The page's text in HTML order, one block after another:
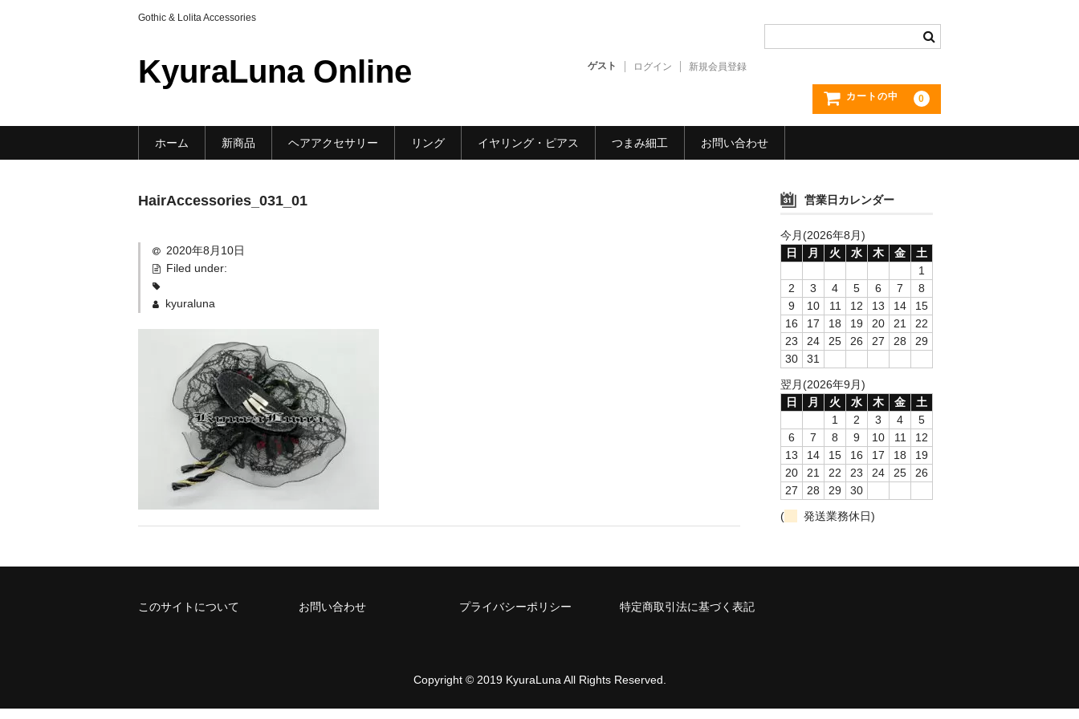
Gothic & Lolita Accessories
KyuraLuna Online ゲスト ログイン 新規会員登録
カートの中 0
ホーム 新商品 ヘアアクセサリー リング イヤリング・ピアス つまみ細工 お問い合わせ
HairAccessories_031_01
2020年8月10日
Filed under:
kyuraluna
営業日カレンダー
今月(2026年8月)
日
月 火 水 木 金
土
1
2
3 4 5 6 7
8
9
10 11 12 13 14
15
16
17 18 19 20 21
22
23
24 25 26 27 28
29
30
31
翌月(2026年9月)
日
月 火 水 木 金
土
1
2 3 4
5
6
7 8 9 10 11
12
13
14 15 16 17 18
19
20
21 22 23 24 25
26
27
28 29
30
(
発送業務休日)
このサイトについて お問い合わせ プライバシーポリシー 特定商取引法に基づく表記
Copyright © 2019 KyuraLuna All Rights Reserved.